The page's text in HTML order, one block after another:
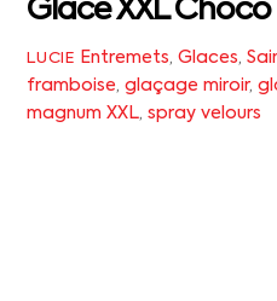
Glace XXL
LUCIE Entremets, Glaces,
framboise,glaçage miroir,
magnum XXL,spray velours